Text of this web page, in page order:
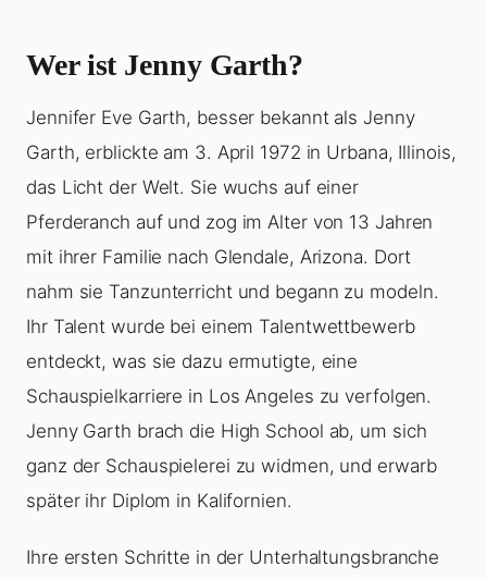
Wer ist Jenny Garth?
Jennifer Eve Garth, besser bekannt als Jenny
Garth, erblickte am 3. April 1972 in Urbana, Illinois,
das Licht der Welt. Sie wuchs auf einer
Pferderanch auf und zog im Alter von 13 Jahren
mit ihrer Familie nach Glendale, Arizona. Dort
nahm sie Tanzunterricht und begann zu modeln.
Ihr Talent wurde bei einem Talentwettbewerb
entdeckt, was sie dazu ermutigte, eine
Schauspielkarriere in Los Angeles zu verfolgen.
Jenny Garth brach die High School ab, um sich
ganz der Schauspielerei zu widmen, und erwarb
später ihr Diplom in Kalifornien.
Ihre ersten Schritte in der Unterhaltungsbranche